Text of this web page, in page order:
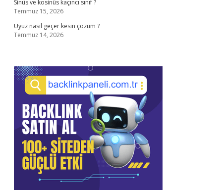
Sinüs ve kosinüs kaçıncı sınıf ?
Temmuz 15, 2026
Uyuz nasıl geçer kesin çözüm ?
Temmuz 14, 2026